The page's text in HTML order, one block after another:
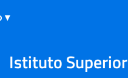
Istituto